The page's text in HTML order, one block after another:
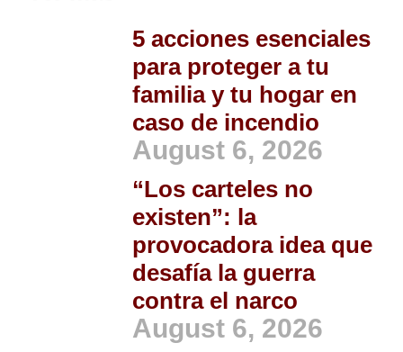
5 acciones esenciales
para proteger a tu
familia y tu hogar en
caso de incendio
August 6, 2026
“Los carteles no
existen”: la
provocadora idea que
desafía la guerra
contra el narco
August 6, 2026